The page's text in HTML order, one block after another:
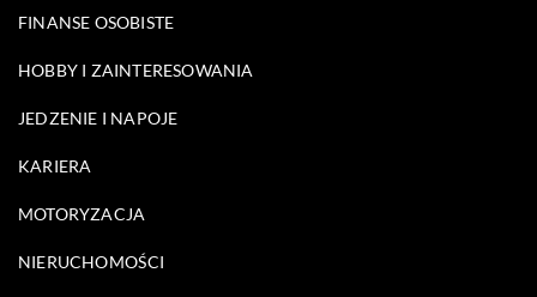
FINANSE OSOBISTE
HOBBY I ZAINTERESOWANIA
JEDZENIE I NAPOJE
KARIERA
MOTORYZACJA
NIERUCHOMOŚCI